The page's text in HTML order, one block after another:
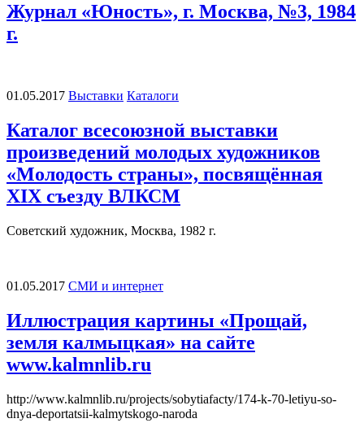
Журнал «Юность», г. Москва, №3, 1984
г.
01.05.2017 Выставки Каталоги
Каталог всесоюзной выставки
произведений молодых художников
«Молодость страны», посвящённая
XIX съезду ВЛКСМ
Советский художник, Москва, 1982 г.
01.05.2017 СМИ и интернет
Иллюстрация картины «Прощай,
земля калмыцкая» на сайте
www.kalmnlib.ru
http://www.kalmnlib.ru/projects/sobytiafacty/174-k-70-letiyu-so-
dnya-deportatsii-kalmytskogo-naroda